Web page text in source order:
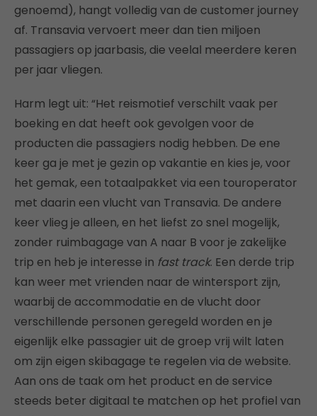
genoemd), hangt volledig van de customer journey
af. Transavia vervoert meer dan tien miljoen
passagiers op jaarbasis, die veelal meerdere keren
per jaar vliegen.
Harm legt uit: “Het reismotief verschilt vaak per
boeking en dat heeft ook gevolgen voor de
producten die passagiers nodig hebben. De ene
keer ga je met je gezin op vakantie en kies je, voor
het gemak, een totaalpakket via een touroperator
met daarin een vlucht van Transavia. De andere
keer vlieg je alleen, en het liefst zo snel mogelijk,
zonder ruimbagage van A naar B voor je zakelijke
trip en heb je interesse in fast track. Een derde trip
kan weer met vrienden naar de wintersport zijn,
waarbij de accommodatie en de vlucht door
verschillende personen geregeld worden en je
eigenlijk elke passagier uit de groep vrij wilt laten
om zijn eigen skibagage te regelen via de website.
Aan ons de taak om het product en de service
steeds beter digitaal te matchen op het profiel van